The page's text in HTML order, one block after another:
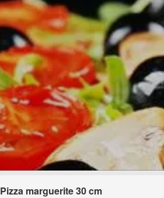
Pizza marguerite 30 cm